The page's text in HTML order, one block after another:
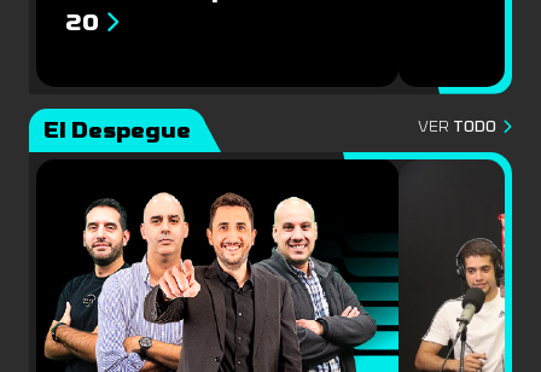
20
El Despegue VER TODO